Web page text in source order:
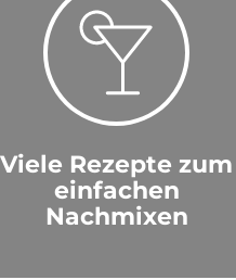
Viele Rezepte zum
einfachen
Nachmixen